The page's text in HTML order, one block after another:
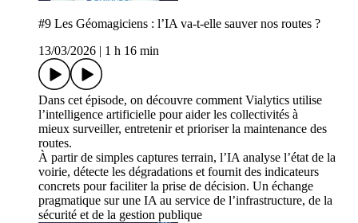
#9 Les Géomagiciens : l’IA va-t-elle sauver nos routes ?
13/03/2026
1 h 16 min
Dans cet épisode, on découvre comment Vialytics utilise
l’intelligence artificielle pour aider les collectivités à
mieux surveiller, entretenir et prioriser la maintenance des
routes.
À partir de simples captures terrain, l’IA analyse l’état de la
voirie, détecte les dégradations et fournit des indicateurs
concrets pour faciliter la prise de décision. Un échange
pragmatique sur une IA au service de l’infrastructure, de la
sécurité et de la gestion publique